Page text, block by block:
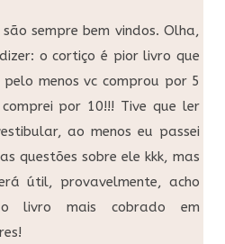
sempre bem vindos. Olha,
o cortiço é pior livro que
menos vc comprou por 5
por 10!!! Tive que ler
ao menos eu passei
questões sobre ele kkk, mas
útil, provavelmente, acho
livro mais cobrado em